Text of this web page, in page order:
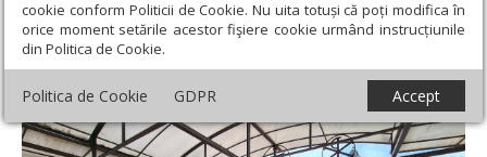
cookie conform Politicii de Cookie. Nu uita totuși că poți modifica în
orice moment setările acestor fişiere cookie urmând instrucțiunile
din Politica de Cookie.
Politica de Cookie GDPR Accept
Liturghie și Vecernia plecării genunchilor la
Cluj-Napoca